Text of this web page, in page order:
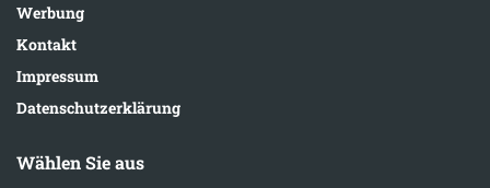
Werbung
Kontakt
Impressum
Datenschutzerklärung
Wählen Sie aus